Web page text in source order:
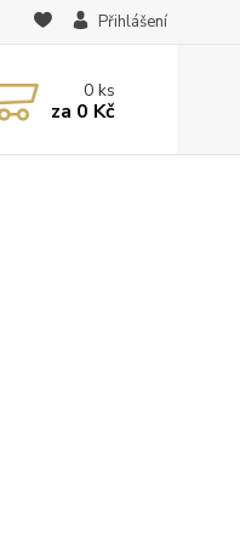
Přihlášení
0ks
za 0 Kč